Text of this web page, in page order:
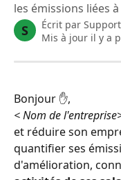
les émissions liées
S Écrit par Support
Mis à jour il y a
Bonjour ✋,
< Nom de
et réduire son
quantifier ses
d'amélioration,